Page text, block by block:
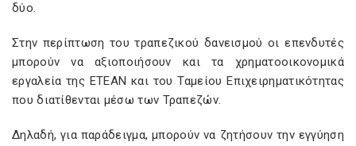
δύο.
Στην περίπτωση του τραπεζικού δανεισμού οι επενδυτές
μπορούν να αξιοποιήσουν και τα χρηματοοικονομικά
εργαλεία της ΕΤΕΑΝ και του Ταμείου Επιχειρηματικότητας
που διατίθενται μέσω των Τραπεζών.
Δηλαδή, για παράδειγμα, μπορούν να ζητήσουν την εγγύηση